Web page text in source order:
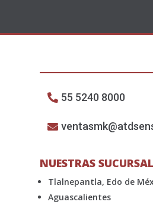
55 5240 8000
NUESTRAS
Tlalnepantla, Edo de
Aguascalientes